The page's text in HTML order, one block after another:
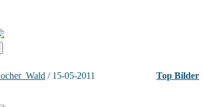
/ 15-05-2011 Top Bilder